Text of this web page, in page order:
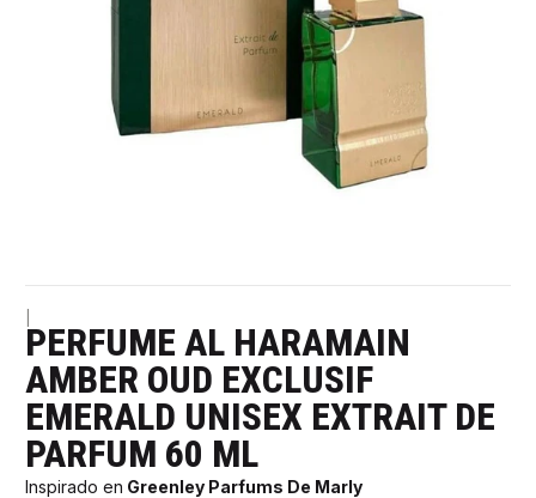
PERFUME AL HARAMAIN
AMBER OUD EXCLUSIF
EMERALD UNISEX EXTRAIT DE
PARFUM 60 ML
Inspirado en Greenley Parfums De Marly